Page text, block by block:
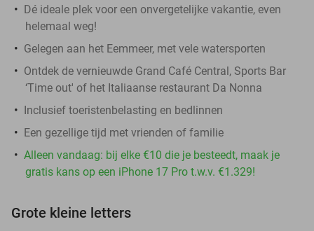
Dé ideale plek voor een onvergetelijke vakantie, even
helemaal weg!
Gelegen aan het Eemmeer, met vele watersporten
Ontdek de vernieuwde Grand Café Central, Sports Bar
‘Time out' of het Italiaanse restaurant Da Nonna
Inclusief toeristenbelasting en bedlinnen
Een gezellige tijd met vrienden of familie
Alleen vandaag: bij elke €10 die je besteedt, maak je
gratis kans op een iPhone 17 Pro t.w.v. €1.329!
Grote kleine letters